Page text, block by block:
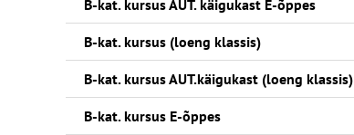
B-kat. kursus AUT. käigukast E-õppes
B-kat. kursus (loeng klassis)
B-kat. kursus AUT.käigukast (loeng klassis)
B-kat. kursus E-õppes